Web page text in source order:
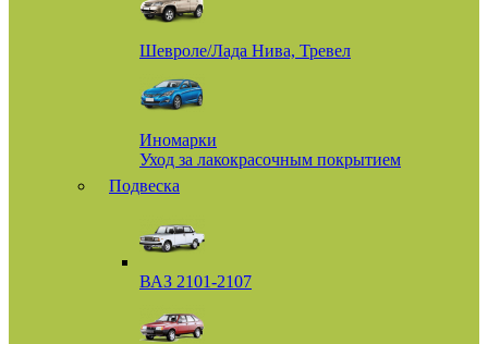
Шевроле/Лада Нива, Тревел
Иномарки
Уход за лакокрасочным покрытием
Подвеска
ВАЗ 2101-2107